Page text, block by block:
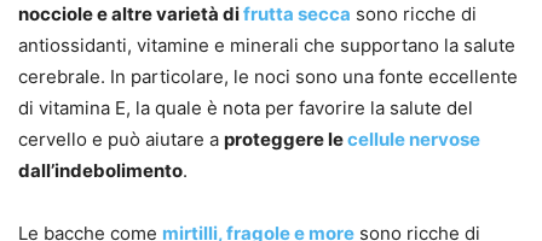
nocciole e altre varietà difrutta secca sono ricche di
antiossidanti, vitamine e minerali che supportano la salute
cerebrale. In particolare, le noci sono una fonte eccellente
di vitamina E, la quale è nota per favorire la salute del
cervello e può aiutare a proteggere lecellule nervose
dall’indebolimento.
Le bacche come mirtilli, fragole e more sono ricche di